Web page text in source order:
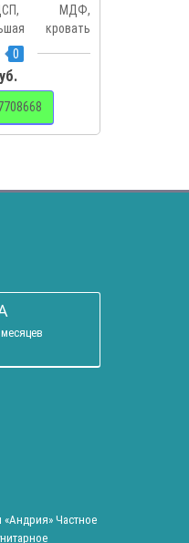
МДФ,
кровать
0
«Андрия» Частное